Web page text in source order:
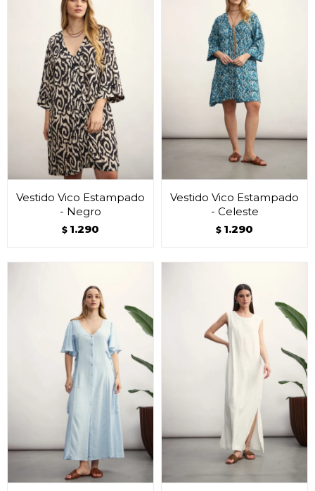
Vestido Vico Estampado
- Negro
$ 1.290
Vestido Vico Estampado
- Celeste
$ 1.290